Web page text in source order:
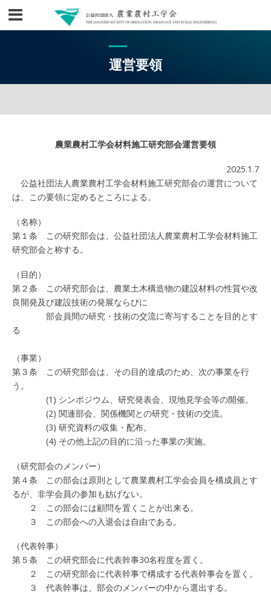
運営要領
農業農村工学会材料施工研究部会運営要領
2025.1.7
公益社団法人農業農村工学会材料施工研究部会の運営について
は、この要領に定めるところによる。
（名称）
第１条 この研究部会は、公益社団法人農業農村工学会材料施工
研究部会と称する。
（目的）
第２条 この研究部会は、農業土木構造物の建設材料の性質や改
良開発及び建設技術の発展ならびに
部会員間の研究・技術の交流に寄与することを目的とす
る
（事業）
第３条 この研究部会は、その目的達成のため、次の事業を行
う。
(1) シンポジウム、研究発表会、現地見学会等の開催。
(2) 関連部会、関係機関との研究・技術の交流。
(3) 研究資料の収集・配布。
(4) その他上記の目的に沿った事業の実施。
（研究部会のメンバー）
第４条 この部会は原則として農業農村工学会会員を構成員とす
るが、非学会員の参加も妨げない。
２ この部会には顧問を置くことが出来る。
３ この部会への入退会は自由である。
（代表幹事）
第５条 この研究部会に代表幹事30名程度を置く。
２ この研究部会に代表幹事で構成する代表幹事会を置く。
３ 代表幹事は、部会のメンバーの中から選出する。